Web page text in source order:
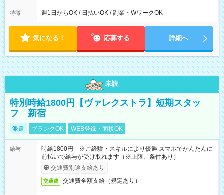
実働時間：1-5時間 └上記の時間帯内であれば、いつでも勤務可
能！ └平日・土曜日の中で、お好きな曜日でご勤務いただけま
18:00 などのように、自由な働き方が可能なお仕事です！
特徴 週1日からOK / 日払いOK / 副業・WワークOK
気になる！ 応募する 詳細へ
未読
特別時給1800円【ヴァレクストラ】短期スタッ
フ 新宿
派遣 ブランクOK WEB登録・面接OK
給与
時給1800円 ※ご経験・スキルにより優遇 スマホでかんたんに
前払いで給与が受け取れます（※上限、条件あり）
交通費別途支給あり
交通費 交通費全額支給（規定あり）